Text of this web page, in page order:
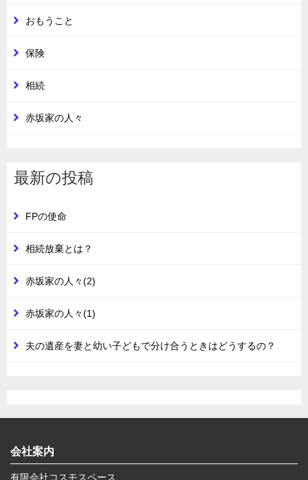
おもうこと
保険
相続
赤坂家の人々
最新の投稿
FPの使命
相続放棄とは？
赤坂家の人々(2)
赤坂家の人々(1)
夫の遺産を妻と幼い子どもで分け合うときはどうするの？
会社案内
有限会社コスモスペース